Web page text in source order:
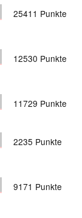
25411 Punkte
12530 Punkte
11729 Punkte
2235 Punkte
9171 Punkte